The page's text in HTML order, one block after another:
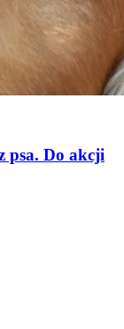
psa. Do akcji